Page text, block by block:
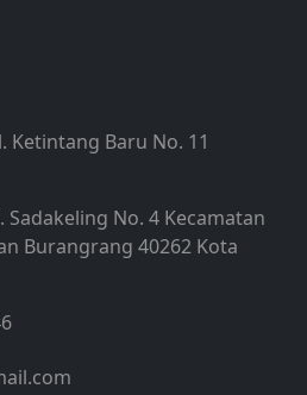
Ketintang Baru No. 11
Sadakeling No. 4 Kecamatan
Burangrang 40262 Kota